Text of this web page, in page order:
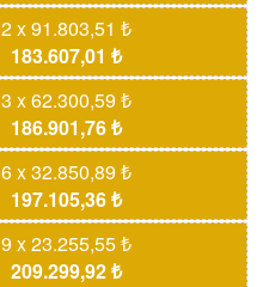
2 x 91.803,51 ₺
183.607,01 ₺
3 x 62.300,59 ₺
186.901,76 ₺
6 x 32.850,89 ₺
197.105,36 ₺
9 x 23.255,55 ₺
209.299,92 ₺